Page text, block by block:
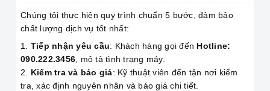
Chúng tôi thực hiện quy trình chuẩn 5 bước, đảm bảo
chất lượng dịch vụ tốt nhất:
Tiếp nhận yêu cầu: Khách hàng gọi đến Hotline:
090.222.3456 , mô tả tình trạng máy.
Kiểm tra và báo giá: Kỹ thuật viên đến tận nơi kiểm
tra, xác định nguyên nhân và báo giá chi tiết.